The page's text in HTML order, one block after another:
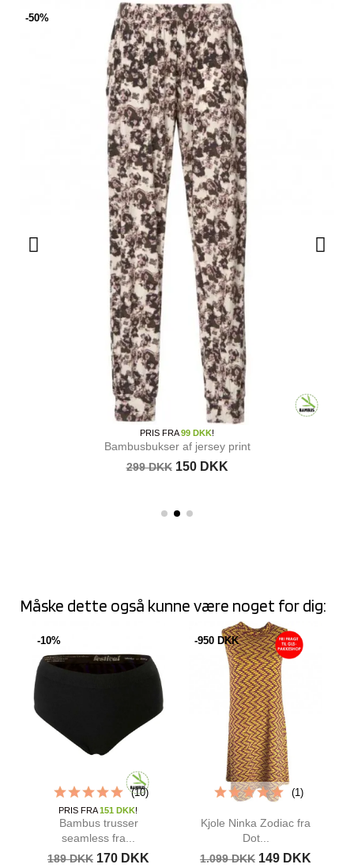
Bambusbukser af jersey print
299 DKK
PRIS FRA99 DKK!
150 DKK
-50%
Måske dette også kunne være noget for dig:
Bambus trusser
seamless fra...
189 DKK
PRIS FRA151 DKK!
170 DKK
(10)
-10%
Kjole Ninka Zodiac fra
Dot...
1.099 DKK 149 DKK
(1)
-950 DKK